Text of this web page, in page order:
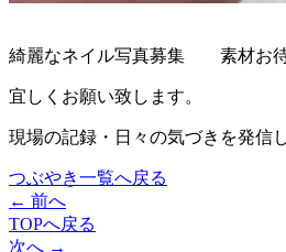
綺麗なネイル写真募集 素材お
宜しくお願い致します。
現場の記録・日々の気づきを発信
つぶやき一覧へ戻る
← 前へ
TOPへ戻る
次へ →